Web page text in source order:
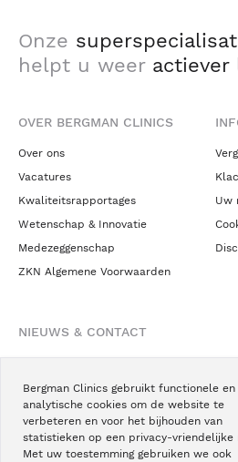
Bergman Clinics gebruikt functionele en
analytische cookies om de website te
verbeteren en voor het bijhouden van
statistieken op een privacy-vriendelijke
Met uw toestemming gebruiken we ook
Onze
helpt u weer actiever
OVER BERGMAN CLINICS
Over ons
Vacatures
Kwaliteitsrapportages
Wetenschap & Innovatie
Medezeggenschap
ZKN Algemene Voorwaarden
Uw
NIEUWS & CONTACT
Blogs
Podcast
Pressroom
Instagram